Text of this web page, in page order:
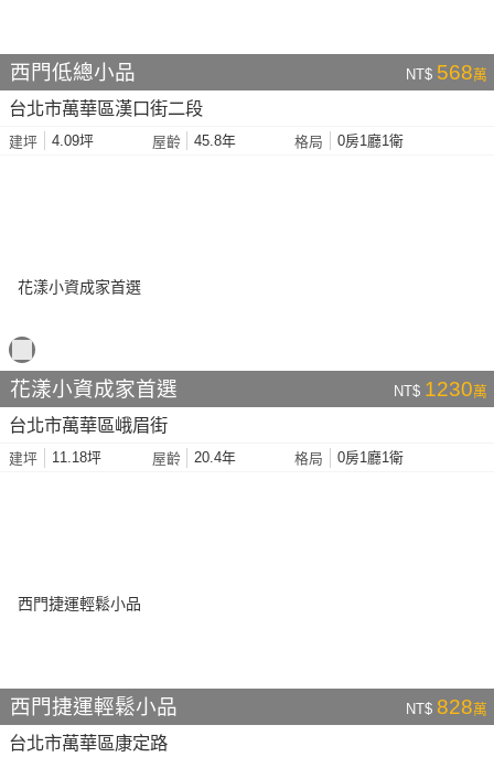
西門低總小品 NT$ 568萬
台北市萬華區漢口街二段
建坪 4.09坪 屋齡 45.8年 格局 0房1廳1衛
花漾小資成家首選 NT$ 1230萬
台北市萬華區峨眉街
建坪 11.18坪 屋齡 20.4年 格局 0房1廳1衛
西門捷運輕鬆小品 NT$ 828萬
台北市萬華區康定路